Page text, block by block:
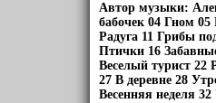
Автор музыки:
бабочек 04 Гном
Радуга 11 Грибы
Птички 16
Веселый турист 22
27 В деревне 28
Весенняя неделя